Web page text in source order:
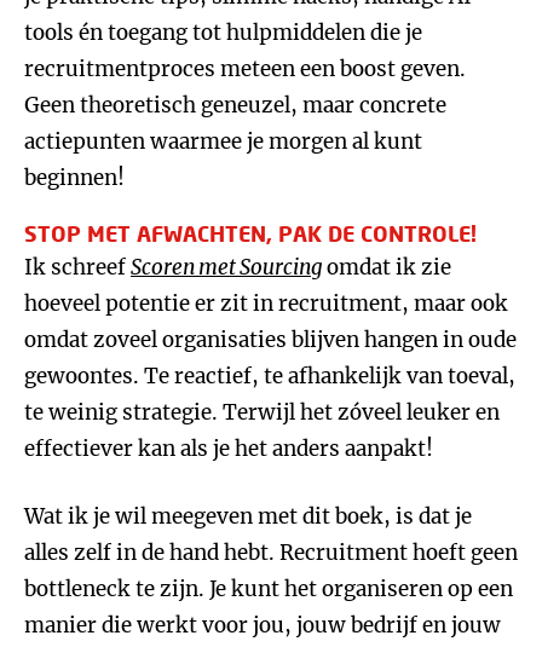
tools én toegang tot hulpmiddelen die je
recruitmentproces meteen een boost geven.
Geen theoretisch geneuzel, maar concrete
actiepunten waarmee je morgen al kunt
beginnen!
STOP MET AFWACHTEN, PAK DE CONTROLE!
Ik schreefScoren met Sourcingomdat ik zie
hoeveel potentie er zit in recruitment, maar ook
omdat zoveel organisaties blijven hangen in oude
gewoontes. Te reactief, te afhankelijk van toeval,
te weinig strategie. Terwijl het zóveel leuker en
effectiever kan als je het anders aanpakt!
Wat ik je wil meegeven met dit boek, is dat je
alles zelf in de hand hebt. Recruitment hoeft geen
bottleneck te zijn. Je kunt het organiseren op een
manier die werkt voor jou, jouw bedrijf en jouw